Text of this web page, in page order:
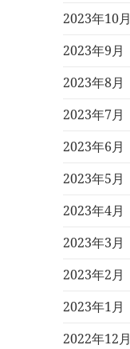
2023年10月
2023年9月
2023年8月
2023年7月
2023年6月
2023年5月
2023年4月
2023年3月
2023年2月
2023年1月
2022年12月